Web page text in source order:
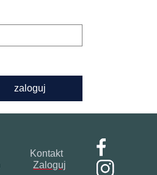
zaloguj
Kontakt
Zaloguj